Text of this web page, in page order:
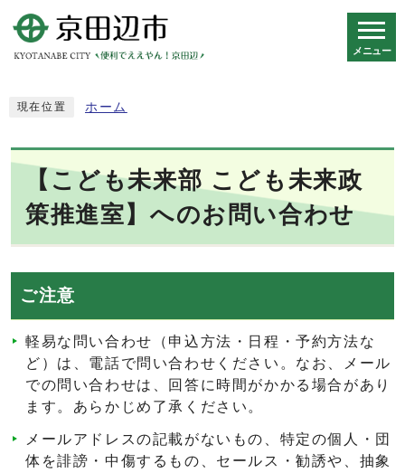
メニュー
現在位置 ホーム
【こども未来部 こども未来政
策推進室】へのお問い合わせ
ご注意
軽易な問い合わせ（申込方法・日程・予約方法な
ど）は、電話で問い合わせください。なお、メール
での問い合わせは、回答に時間がかかる場合があり
ます。あらかじめ了承ください。
メールアドレスの記載がないもの、特定の個人・団
体を誹謗・中傷するもの、セールス・勧誘や、抽象